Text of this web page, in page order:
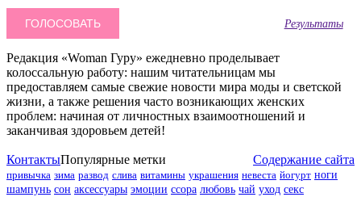
Результаты
Редакция «Woman Гуру» ежедневно проделывает
колоссальную работу: нашим читательницам мы
предоставляем самые свежие новости мира моды и светской
жизни, а также решения часто возникающих женских
проблем: начиная от личностных взаимоотношений и
заканчивая здоровьем детей!
Контакты Содержание сайта
Популярные метки
привычка зима развод слива витамины украшения невеста йогурт ноги
шампунь сон аксессуары эмоции ссора любовь чай уход секс